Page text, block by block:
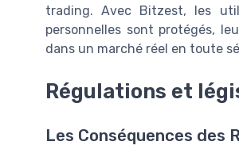
trading. Avec Bitzest, les
personnelles sont protégés,
dans un marché réel en toute
Régulations et
Les Conséquences